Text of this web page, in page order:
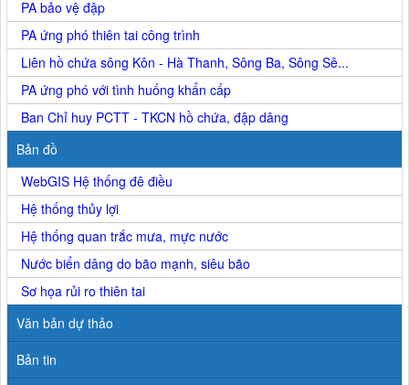
PA bảo vệ đập
PA ứng phó thiên tai công trình
Liên hồ chứa sông Kôn - Hà Thanh, Sông Ba, Sông Sê...
PA ứng phó với tình huống khẩn cấp
Ban Chỉ huy PCTT - TKCN hồ chứa, đập dâng
Bản đồ
WebGIS Hệ thống đê điều
Hệ thống thủy lợi
Hệ thống quan trắc mưa, mực nước
Nước biển dâng do bão mạnh, siêu bão
Sơ họa rủi ro thiên tai
Văn bản dự thảo
Bản tin